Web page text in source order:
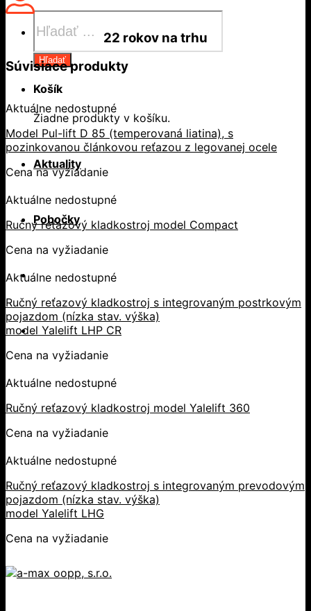
Products
search
Hľadať
Košík
Žiadne produkty v košíku.
Aktuality
Pobočky
22 rokov na trhu
Súvisiace produkty
Aktuálne nedostupné
Model Pul-lift D 85 (temperovaná liatina), s
pozinkovanou článkovou reťazou z legovanej ocele
Cena na vyžiadanie
Aktuálne nedostupné
Ručný reťazový kladkostroj model Compact
Cena na vyžiadanie
Aktuálne nedostupné
Ručný reťazový kladkostroj s integrovaným postrkovým
pojazdom (nízka stav. výška)
model Yalelift LHP CR
Cena na vyžiadanie
Aktuálne nedostupné
Ručný reťazový kladkostroj model Yalelift 360
Cena na vyžiadanie
Aktuálne nedostupné
Ručný reťazový kladkostroj s integrovaným prevodovým
pojazdom (nízka stav. výška)
model Yalelift LHG
Cena na vyžiadanie